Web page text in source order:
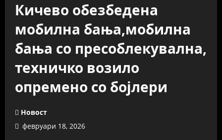
Кичево обезбедена
мобилна бања,мобилна
бања со пресоблекувална,
техничко возило
опремено со бојлери
Новост
февруари 18, 2026